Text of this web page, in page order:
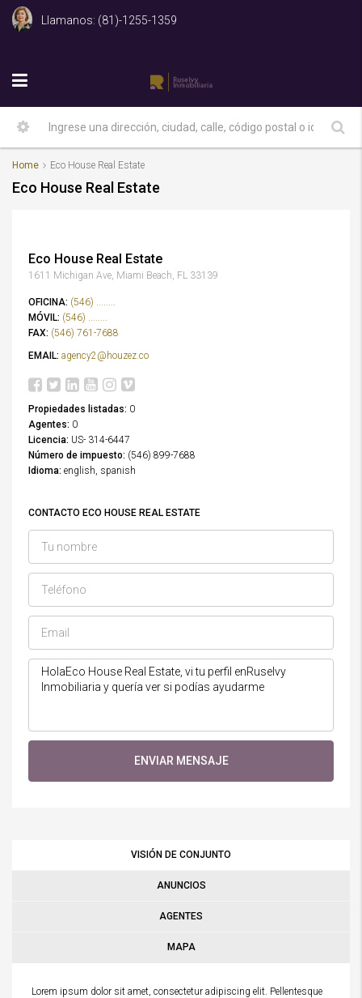
Llamanos: (81)-1255-1359
Home Eco House Real Estate
Eco House Real Estate
Eco House Real Estate
1611 Michigan Ave, Miami Beach, FL 33139
OFICINA: (546) ........
MÓVIL: (546) ........
FAX: (546) 761-7688
EMAIL: agency2@houzez.co
Propiedades listadas: 0
Agentes: 0
Licencia: US- 314-6447
Número de impuesto: (546) 899-7688
Idioma: english, spanish
CONTACTO ECO HOUSE REAL ESTATE
ENVIAR MENSAJE
VISIÓN DE CONJUNTO
ANUNCIOS
AGENTES
MAPA
Lorem ipsum dolor sit amet, consectetur adipiscing elit. Pellentesque